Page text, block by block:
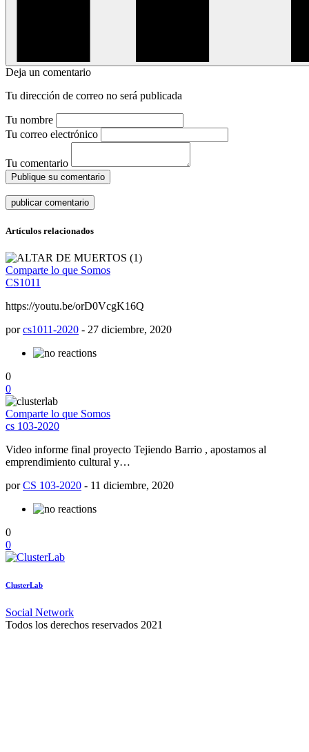
Deja un comentario
Tu dirección de correo no será publicada
Tu nombre
Tu correo electrónico
Tu comentario
Publique su comentario
Artículos relacionados
Comparte lo que Somos
CS1011
https://youtu.be/orD0VcgK16Q
porcs1011-2020 - 27 diciembre, 2020
0
0
Comparte lo que Somos
cs 103-2020
Video informe final proyecto Tejiendo Barrio , apostamos al
emprendimiento cultural y…
porCS 103-2020 - 11 diciembre, 2020
0
0
ClusterLab
Social Network
Todos los derechos reservados 2021